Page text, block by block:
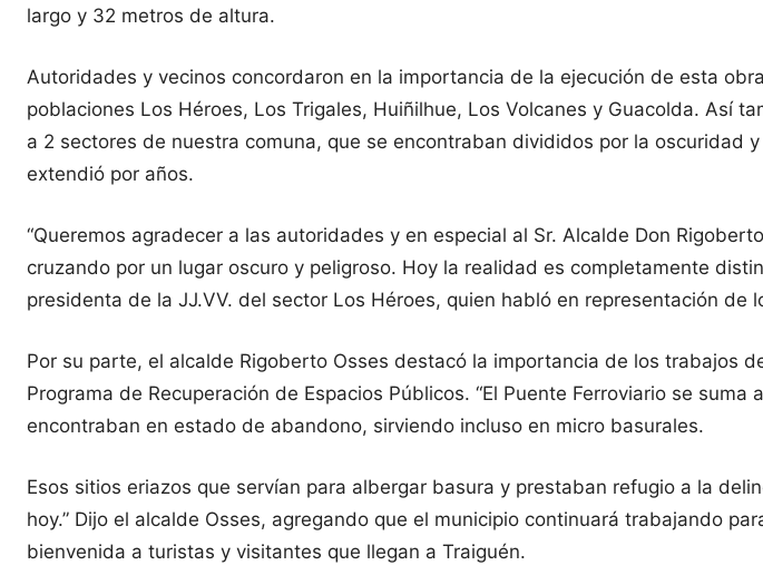
largo y 32 metros de altura.
Autoridades y vecinos concordaron en la importancia de la ejecución de esta
poblaciones Los Héroes, Los Trigales, Huiñilhue, Los Volcanes y Guacolda. Así
a 2 sectores de nuestra comuna, que se encontraban divididos por la
extendió por años.
“Queremos agradecer a las autoridades y en especial al Sr. Alcalde Don
cruzando por un lugar oscuro y peligroso. Hoy la realidad es completamente
presidenta de la JJ.VV. del sector Los Héroes, quien habló en representación de
Por su parte, el alcalde Rigoberto Osses destacó la importancia de los trabajos
Programa de Recuperación de Espacios Públicos. “El Puente Ferroviario se
encontraban en estado de abandono, sirviendo incluso en micro basurales.
Esos sitios eriazos que servían para albergar basura y prestaban refugio a la
hoy.” Dijo el alcalde Osses, agregando que el municipio continuará trabajando
bienvenida a turistas y visitantes que llegan a Traiguén.